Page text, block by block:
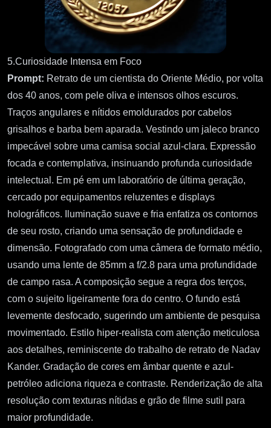
5.Curiosidade Intensa em Foco
Prompt: Retrato de um cientista do Oriente Médio, por volta
dos 40 anos, com pele oliva e intensos olhos escuros.
Traços angulares e nítidos emoldurados por cabelos
grisalhos e barba bem aparada. Vestindo um jaleco branco
impecável sobre uma camisa social azul-clara. Expressão
focada e contemplativa, insinuando profunda curiosidade
intelectual. Em pé em um laboratório de última geração,
cercado por equipamentos reluzentes e displays
holográficos. Iluminação suave e fria enfatiza os contornos
de seu rosto, criando uma sensação de profundidade e
dimensão. Fotografado com uma câmera de formato médio,
usando uma lente de 85mm a f/2.8 para uma profundidade
de campo rasa. A composição segue a regra dos terços,
com o sujeito ligeiramente fora do centro. O fundo está
levemente desfocado, sugerindo um ambiente de pesquisa
movimentado. Estilo hiper-realista com atenção meticulosa
aos detalhes, reminiscente do trabalho de retrato de Nadav
Kander. Gradação de cores em âmbar quente e azul-
petróleo adiciona riqueza e contraste. Renderização de alta
resolução com texturas nítidas e grão de filme sutil para
maior profundidade.